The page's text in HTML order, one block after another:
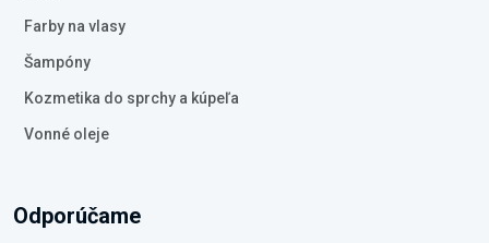
Farby na vlasy
Šampóny
Kozmetika do sprchy a kúpeľa
Vonné oleje
Odporúčame